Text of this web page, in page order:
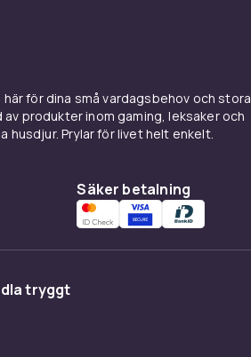
för dina små vardagsbehov och stora
produkter inom gaming, leksaker och
Prylar för livet helt enkelt.
Säker betalning
tryggt